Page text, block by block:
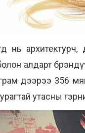
нь
алдарт
дээрээ 356
зурагтай утасны